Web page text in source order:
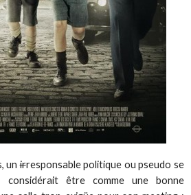
unirresponsable politique ou pseudo se
être comme une bonne